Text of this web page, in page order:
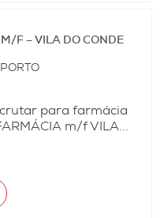
F – VILA DO CONDE
para farmácia
m/f VILA...